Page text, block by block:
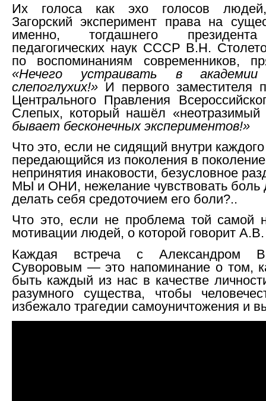
Их голоса как эхо голосов
Загорский эксперимент права на
именно, тогдашнего
педагогических наук СССР В.Н.
по воспоминаниям современников,
«Нечего устраивать в академии
слепоглухих!» И первого заместителя
Центрального Правления
Слепых, который нашёл
бывает бесконечных экспериментов!»
Что это, если не сидящий внутри
передающийся из поколения в
непринятия инаковости, безусловное
МЫ и ОНИ, нежелание чувствовать боль
делать себя средоточием его боли?..
Что это, если не проблема той самой
мотивации людей, о которой говорит
Каждая встреча с Александром
Суворовым — это напоминание о том,
быть каждый из нас в качестве
разумного существа, чтобы
избежало трагедии самоуничтожения и